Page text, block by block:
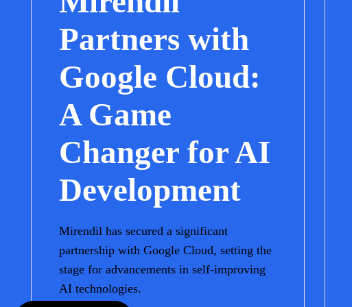
Partners with
Google Cloud:
A Game
Changer for AI
Development
Mirendil has secured a significant
partnership with Google Cloud, setting the
stage for advancements in self-improving
AI technologies.